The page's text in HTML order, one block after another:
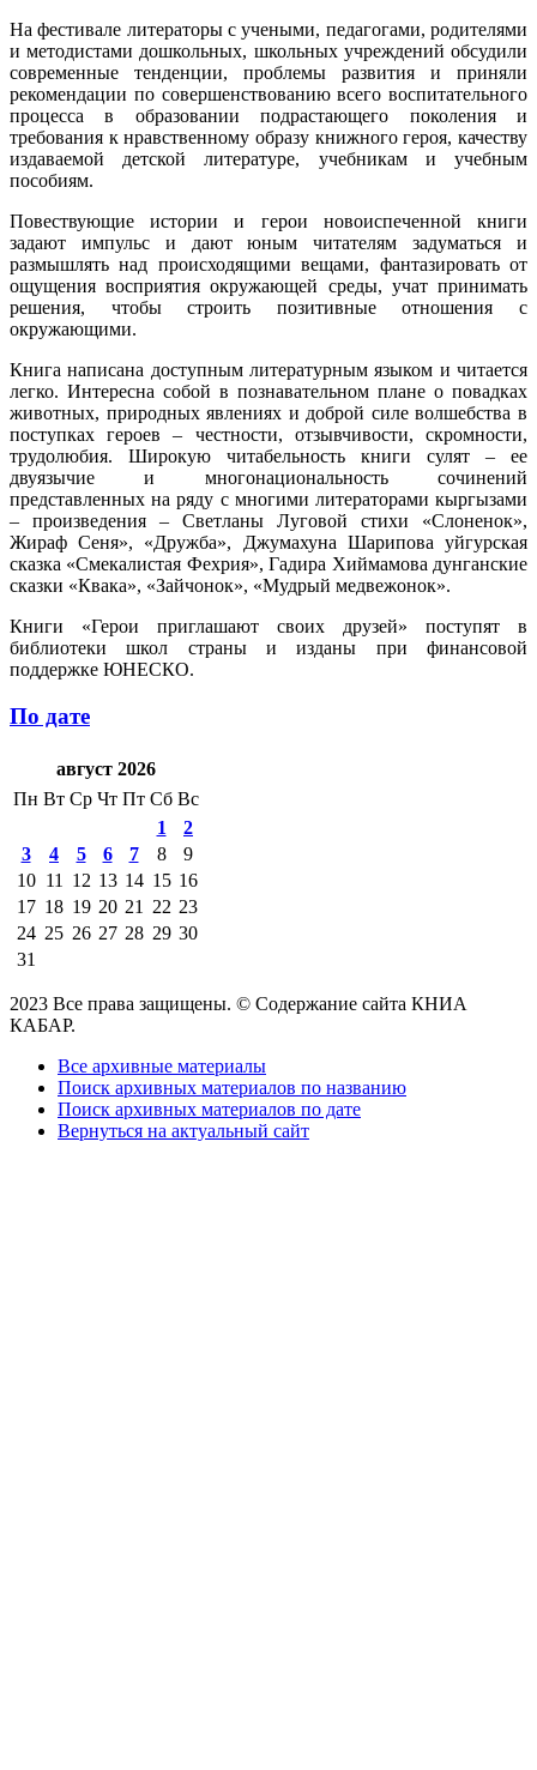
На фестивале литераторы с учеными, педагогами, родителями
и методистами дошкольных, школьных учреждений обсудили
современные тенденции, проблемы развития и приняли
рекомендации по совершенствованию всего воспитательного
процесса в образовании подрастающего поколения и
требования к нравственному образу книжного героя, качеству
издаваемой детской литературе, учебникам и учебным
пособиям.
Повествующие истории и герои новоиспеченной книги
задают импульс и дают юным читателям задуматься и
размышлять над происходящими вещами, фантазировать от
ощущения восприятия окружающей среды, учат принимать
решения, чтобы строить позитивные отношения с
окружающими.
Книга написана доступным литературным языком и читается
легко. Интересна собой в познавательном плане о повадках
животных, природных явлениях и доброй силе волшебства в
поступках героев – честности, отзывчивости, скромности,
трудолюбия. Широкую читабельность книги сулят – ее
двуязычие и многонациональность сочинений
представленных на ряду с многими литераторами кыргызами
– произведения – Светланы Луговой стихи «Слоненок»,
Жираф Сеня», «Дружба», Джумахуна Шарипова уйгурская
сказка «Смекалистая Фехрия», Гадира Хиймамова дунганские
сказки «Квака», «Зайчонок», «Мудрый медвежонок».
Книги «Герои приглашают своих друзей» поступят в
библиотеки школ страны и изданы при финансовой
поддержке ЮНЕСКО.
По дате
август 2026
Пн Вт Ср Чт Пт Сб Вс
1
2
3
4 5 6 7 8
9
10 11 12 13 14 15 16
17 18 19 20 21 22 23
24 25 26 27 28 29 30
31
2023 Все права защищены. © Содержание сайта КНИА
КАБАР.
Все архивные материалы
Поиск архивных материалов по названию
Поиск архивных материалов по дате
Вернуться на актуальный сайт